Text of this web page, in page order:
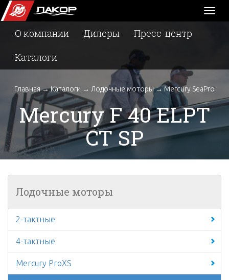
О компании Дилеры
Пресс-центр
Каталоги
Главная→Каталоги → Лодочные моторы→ Mercury SeaPro
Mercury F 40 ELPT
CT SP
Лодочные моторы
2-тактные
4-тактные
Mercury ProXS